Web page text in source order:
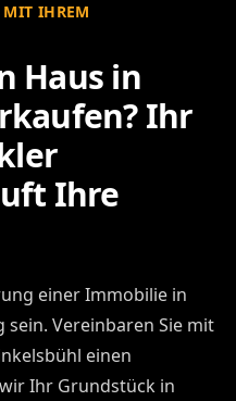
MIT IHREM
Haus in
Ihr
Ihre
einer Immobilie in
Vereinbaren Sie mit
einen
Ihr Grundstück in